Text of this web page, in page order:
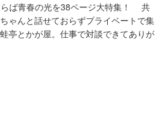
らば青春の光を38ページ大特集！ 共
ゃんと話せておらずプライベートで集
亭とかが屋。仕事で対談できてありが